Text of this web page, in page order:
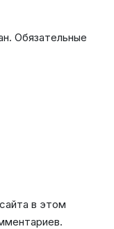
Обязательные
в этом